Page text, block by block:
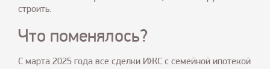
строить.
Что поменялось?
С марта 2025 года все сделки ИЖС с семейной ипотекой